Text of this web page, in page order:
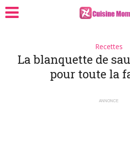
Recettes
La blanquette de
pour toute la
ANNONCE